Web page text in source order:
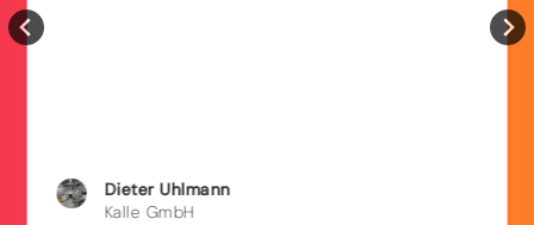
DieterUhlmann
Kalle GmbH